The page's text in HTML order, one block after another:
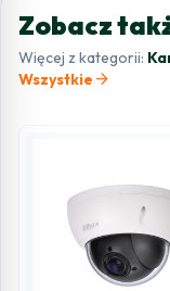
Zobacz
Więcej z kategorii:
Wszystkie arrow_forward